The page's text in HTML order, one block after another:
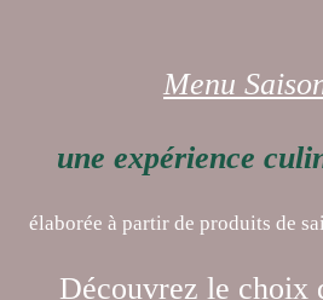
Menu
une expérience
élaborée à partir de produits de
Découvrez le choix